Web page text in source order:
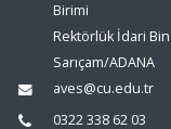
Birimi
Rektörlük İdari
Sarıçam/ADANA
aves@cu.edu.tr
0322 338 62 03